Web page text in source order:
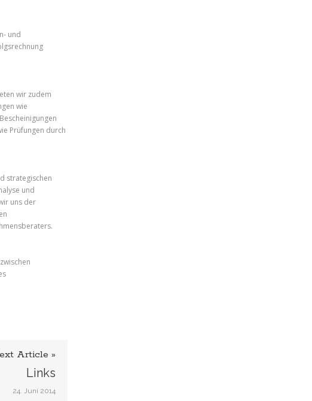
und
wir zudem
wie
Prüfungen durch
strategischen
und
uns der
Article »
Links
24. Juni 2014